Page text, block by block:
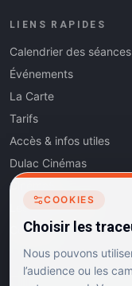
LIENS RAPIDES
Calendrier des séances
Événements
La Carte
Tarifs
Accès & infos utiles
Dulac Cinémas
Cinéma5
Les Dits de l'Art
Contact
COOKIES
Choisir les
Nous pouvons
l’audience ou les